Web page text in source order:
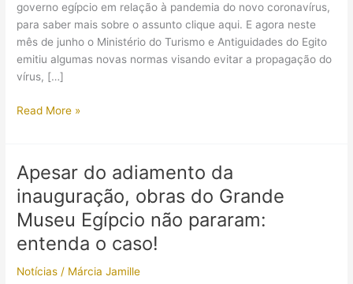
governo egípcio em relação à pandemia do novo coronavírus,
para saber mais sobre o assunto clique aqui. E agora neste
mês de junho o Ministério do Turismo e Antiguidades do Egito
emitiu algumas novas normas visando evitar a propagação do
vírus, […]
Em
do
coronavírus,
o
lança
novo
Read More »
Apesar do adiamento da
inauguração, obras do Grande
Museu Egípcio não pararam:
entenda o caso!
Notícias / Márcia Jamille